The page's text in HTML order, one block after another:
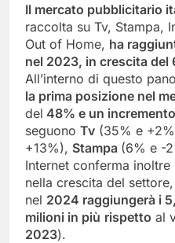
Il mercato pubblicitario
raccolta su Tv, Stampa,
Out of Home, ha
nel 2023, in crescita del
All’interno di questo
la prima posizione nel
del 48% e un
seguono Tv (35% e
+13%), Stampa (6% e -
Internet conferma
nella crescita del
nel 2024 raggiungerà i
milioni in più rispetto al
2023).